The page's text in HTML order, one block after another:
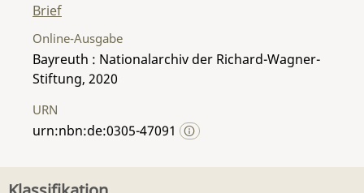
Brief
Online-Ausgabe
Bayreuth : Nationalarchiv der Richard-Wagner-
Stiftung, 2020
URN
urn:nbn:de:0305-47091